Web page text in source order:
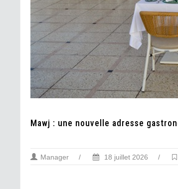
Mawj : une nouvelle adresse
Manager / 18 juillet 2026 /